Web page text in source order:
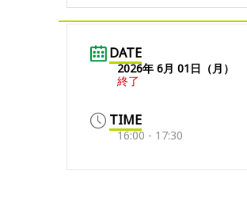
DATE
2026年 6月 01日（月）
終了
TIME
16:00 - 17:30